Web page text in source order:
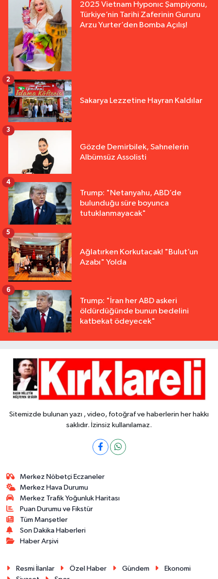
2025 Vietnam Hyponıc Şampiyonu,
Türkiye’nin Tarihi Zaferinin Gururu
Arzu Yurter’den Bomba Açılış!
Sakarya Lezzetine Hayran Kaldılar
2
Gözde Demirbilek, Sahnelerin
Albümsüz Assolisti
3
Trump: "Netanyahu, ABD’de
bulunduğu süre boyunca
tutuklanmayacak"
4
Ağlatırken Korkutacak! "Bulut’un
Azabı" Yolda
5
Trump: "İran her ABD askeri
öldürdüğünde bunun bedelini
katbekat ödeyecek"
6
Sitemizde bulunan yazı , video, fotoğraf ve haberlerin her hakkı
saklıdır. İzinsiz kullanılamaz.
Merkez Nöbetçi Eczaneler
Merkez Hava Durumu
Merkez Trafik Yoğunluk Haritası
Puan Durumu ve Fikstür
Tüm Manşetler
Son Dakika Haberleri
Haber Arşivi
Resmi İlanlar Özel Haber Gündem
Ekonomi